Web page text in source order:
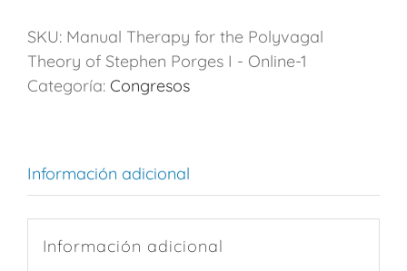
SKU: Manual Therapy for the Polyvagal
Theory of Stephen Porges I - Online-1
Categoría: Congresos
Información adicional
Información adicional